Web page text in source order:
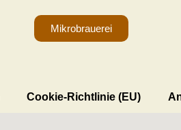
Mikrobrauerei
Cookie-Richtlinie (EU)